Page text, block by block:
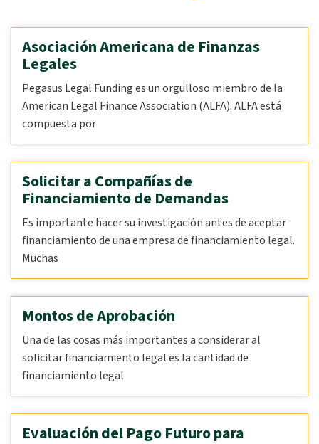
Asociación Americana de Finanzas
Legales
Pegasus Legal Funding es un orgulloso miembro de la
American Legal Finance Association (ALFA). ALFA está
compuesta por
Solicitar a Compañías de
Financiamiento de Demandas
Es importante hacer su investigación antes de aceptar
financiamiento de una empresa de financiamiento legal.
Muchas
Montos de Aprobación
Una de las cosas más importantes a considerar al
solicitar financiamiento legal es la cantidad de
financiamiento legal
Evaluación del Pago Futuro para